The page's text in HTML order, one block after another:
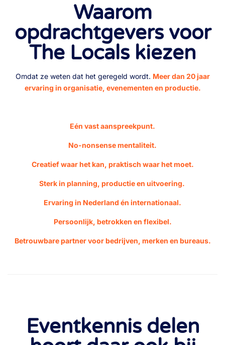
Waarom
opdrachtgevers voor
The Locals kiezen
Omdat ze weten dat het geregeld wordt. Meer dan 20 jaar
ervaring in organisatie, evenementen en productie.
Eén vast aanspreekpunt.
No-nonsense mentaliteit.
Creatief waar het kan, praktisch waar het moet.
Sterk in planning, productie en uitvoering.
Ervaring in Nederland én internationaal.
Persoonlijk, betrokken en flexibel.
Betrouwbare partner voor bedrijven, merken en bureaus.
Eventkennis delen